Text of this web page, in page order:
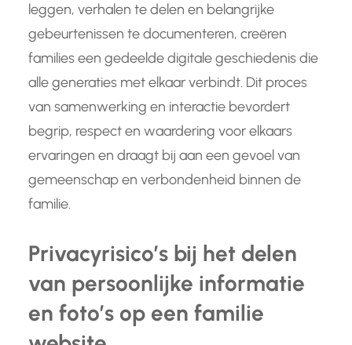
leggen, verhalen te delen en belangrijke
gebeurtenissen te documenteren, creëren
families een gedeelde digitale geschiedenis die
alle generaties met elkaar verbindt. Dit proces
van samenwerking en interactie bevordert
begrip, respect en waardering voor elkaars
ervaringen en draagt bij aan een gevoel van
gemeenschap en verbondenheid binnen de
familie.
Privacyrisico’s bij het delen
van persoonlijke informatie
en foto’s op een familie